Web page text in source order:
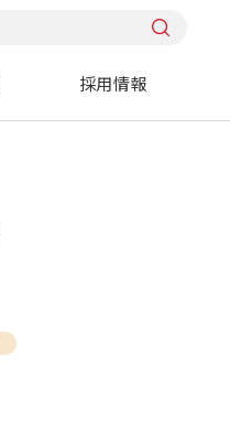
採用情報